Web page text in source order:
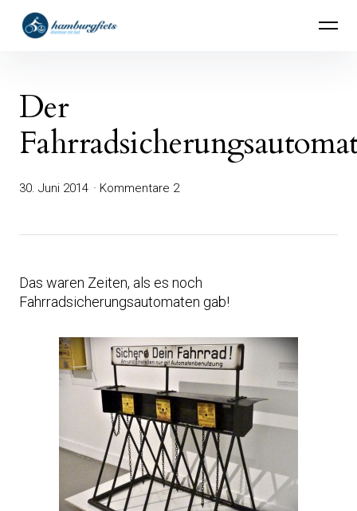
überspringen
hamburgfiets – Abenteuer mit Rad
Der
30. Juni 2014 Kommentare 2
Das waren Zeiten, als es noch
Fahrradsicherungsautomaten gab!